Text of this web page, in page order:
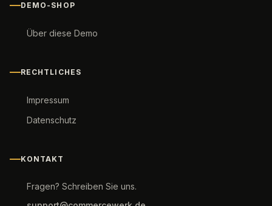
DEMO-SHOP
Über diese Demo
RECHTLICHES
Impressum
Datenschutz
KONTAKT
Fragen? Schreiben Sie uns.